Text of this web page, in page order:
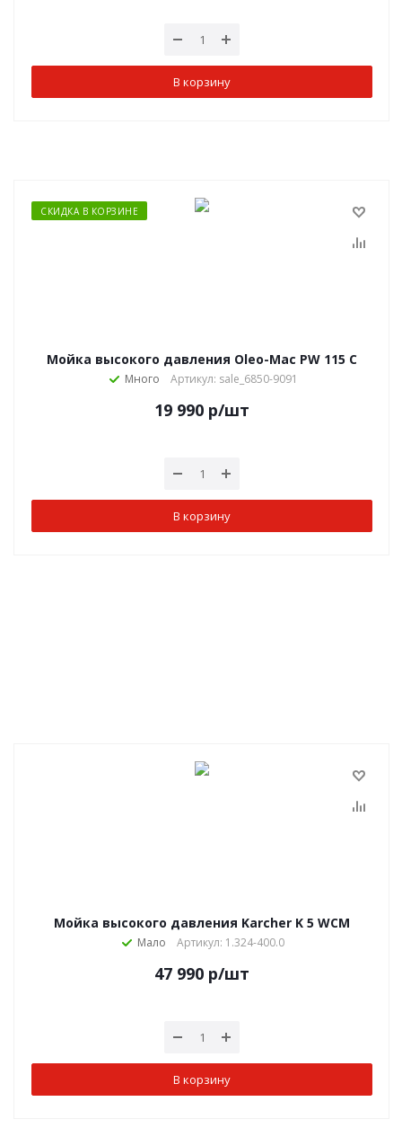
В корзину
СКИДКА В КОРЗИНЕ
Мойка высокого давления Oleo-Mac PW 115 C
Много Артикул: sale_6850-9091
19 990 р/шт
В корзину
Мойка высокого давления Karcher K 5 WCM
Мало Артикул: 1.324-400.0
47 990 р/шт
В корзину